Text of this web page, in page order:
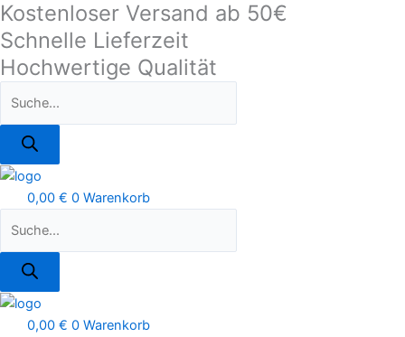
Zum
Inhalt
springen
Kostenloser Versand ab 50€
Schnelle Lieferzeit
Hochwertige Qualität
Products
search
0,00 € 0 Warenkorb
Products
search
0,00 € 0 Warenkorb
Myran
Mira
20g
Spinner
Bronze